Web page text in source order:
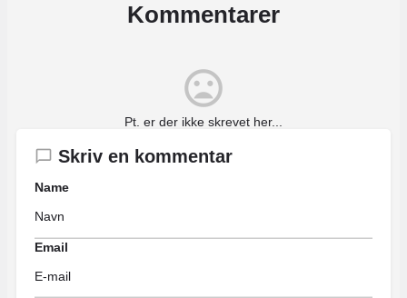
Kommentarer
Pt. er der ikke skrevet her...
Skriv en kommentar
Name
Email